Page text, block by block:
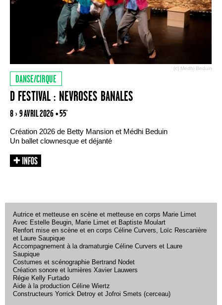
(c) Medhi Beduin
DANSE/CIRQUE
D FESTIVAL : NEVROSES BANALES
8 › 9 AVRIL 2026 • 55'
Création 2026 de Betty Mansion et Médhi Beduin
Un ballet clownesque et déjanté
Autrice et metteuse en scène et metteuse en corps Marie Limet
Avec Estelle Beugin, Marie Limet et Baptiste Moulart
Renfort mise en scène et en corps Céline Curvers, Loïc Rescanière
et Laure Saupique
Accompagnement à la dramaturgie Céline Curvers et Laure
Saupique
Costumes et scénographie Bertrand Nodet
Création sonore et lumières Xavier Lauwers
Régie Kelly Furtado
Aide à la production Céline Wiertz
Constructeurs Yorrick Detroy et Jofroi Smets (cerceau)